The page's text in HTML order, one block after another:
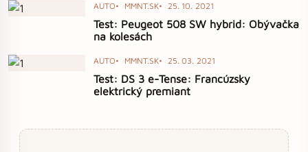
AUTO MMNT.SK 25. 10. 2021
Test: Peugeot 508 SW hybrid: Obývačka
na kolesách
AUTO MMNT.SK 25. 03. 2021
Test: DS 3 e-Tense: Francúzsky
elektrický premiant